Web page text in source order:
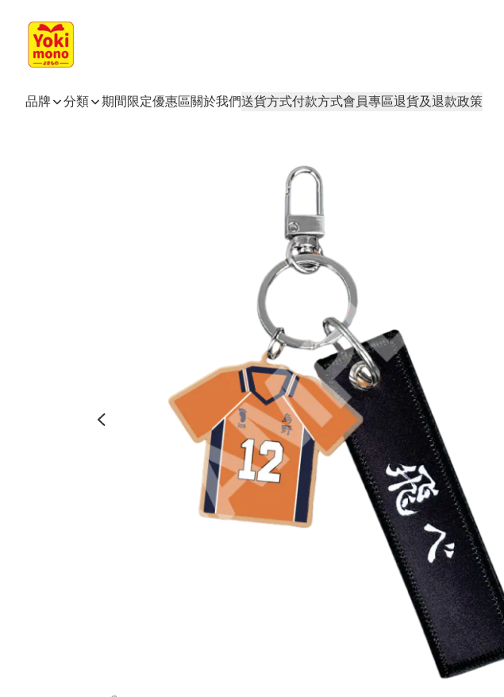
品牌 分類 期間限定優惠區關於我們送貨方式付款方式會員專區退貨及退款政策